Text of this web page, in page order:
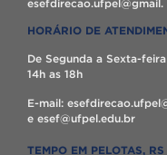
HORÁRIO DE
De Segunda a Sexta-
14h as 18h
E-mail:
e esef@ufpel.edu.br
TEMPO EM PELOTAS, RS